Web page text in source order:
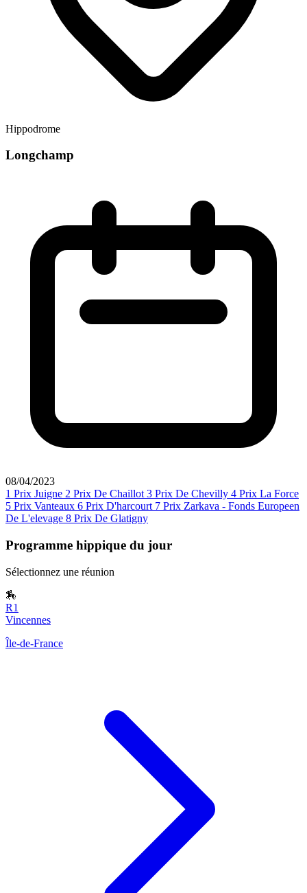
Hippodrome
Longchamp
08/04/2023
1 Prix Juigne 2 Prix De Chaillot 3 Prix De Chevilly 4 Prix La Force
5 Prix Vanteaux 6 Prix D'harcourt 7 Prix Zarkava - Fonds Europeen
De L'elevage 8 Prix De Glatigny
Programme hippique du jour
Sélectionnez une réunion
🏇
R1
Vincennes
Île-de-France